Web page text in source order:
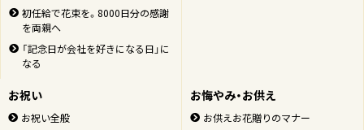
初任給で花束を。8000日分の感謝
を両親へ
「記念日が会社を好きになる日」に
なる
お祝い
お祝い全般
お悔やみ・お供え
お供えお花贈りのマナー